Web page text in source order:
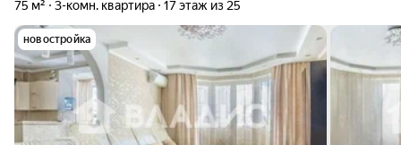
75 м² 3-комн. квартира 17 этаж из 25
новостройка